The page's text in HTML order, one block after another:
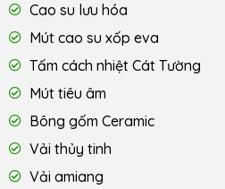
Cao su lưu hóa
Mút cao su xốp eva
Tấm cách nhiệt Cát Tường
Mút tiêu âm
Bông gốm Ceramic
Vải thủy tinh
Vải amiang